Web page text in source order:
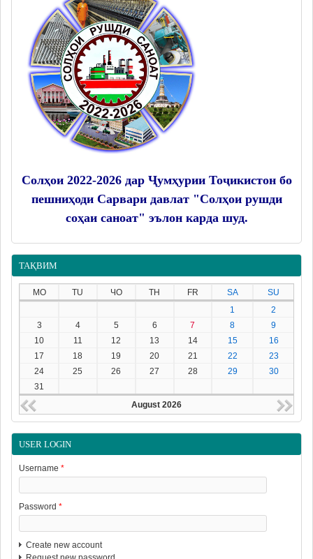
Солҳои 2022-2026 дар Ҷумҳурии Тоҷикистон бо
пешниҳоди Сарвари давлат "Солҳои рушди
соҳаи саноат" эълон карда шуд.
ТАҚВИМ
MO TU ЧО TH FR SA
SU
1
2
3
4 5 6 7 8
9
10
11 12 13 14 15
16
17
18 19 20 21 22
23
24
25 26 27 28 29
30
31
August 2026
USER LOGIN
Username *
Password *
Create new account